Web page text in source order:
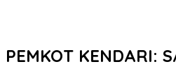
PEMKOT KENDARI: